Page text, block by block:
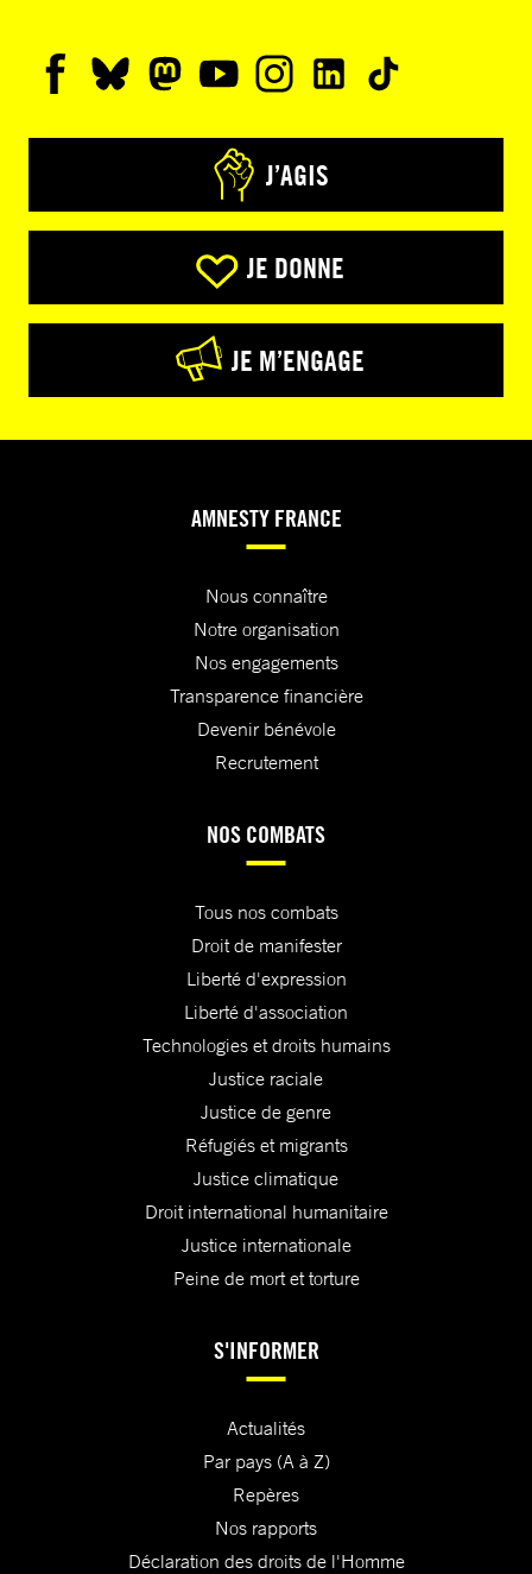
J’AGIS
JE DONNE
JE M’ENGAGE
AMNESTY FRANCE
Nous connaître
Notre organisation
Nos engagements
Transparence financière
Devenir bénévole
Recrutement
NOS COMBATS
Tous nos combats
Droit de manifester
Liberté d'expression
Liberté d'association
Technologies et droits humains
Justice raciale
Justice de genre
Réfugiés et migrants
Justice climatique
Droit international humanitaire
Justice internationale
Peine de mort et torture
S'INFORMER
Actualités
Par pays (A à Z)
Repères
Nos rapports
Déclaration des droits de l'Homme